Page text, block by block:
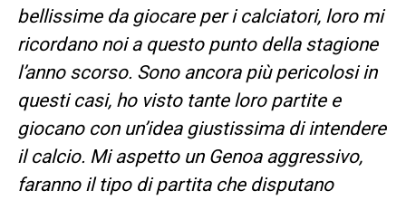
bellissime da giocare per i calciatori, loro mi
ricordano noi a questo punto della stagione
l’anno scorso. Sono ancora più pericolosi in
questi casi, ho visto tante loro partite e
giocano con un’idea giustissima di intendere
il calcio. Mi aspetto un Genoa aggressivo,
faranno il tipo di partita che disputano